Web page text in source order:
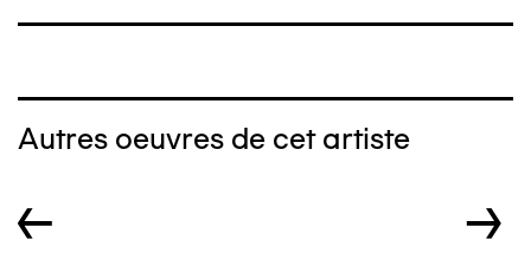
Autres oeuvres de cet artiste
← →